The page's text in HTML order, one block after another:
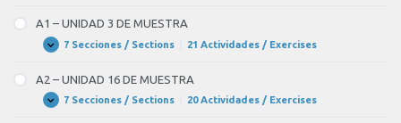
SAMPLE
UNIT
3
A1 – UNIDAD 3 DE MUESTRA
Expandir
A1
UNIDAD
3
DE
MUESTRA
7 Secciones / Sections 21 Actividades / Exercises
A2 – UNIDAD 16 DE MUESTRA
Expandir
A2
7 Secciones / Sections 20 Actividades / Exercises